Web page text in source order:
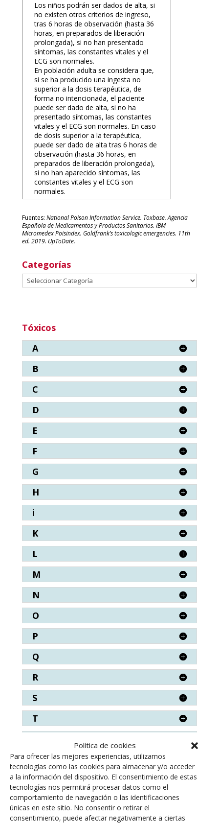
Política de cookies
Para ofrecer las mejores experiencias, utilizamos
tecnologías como las cookies para almacenar y/o acceder
a la información del dispositivo. El consentimiento de estas
tecnologías nos permitirá procesar datos como el
comportamiento de navegación o las identificaciones
únicas en este sitio. No consentir o retirar el
consentimiento, puede afectar negativamente a ciertas
Los niños podrán ser dados de alta, si
no existen otros criterios de ingreso,
tras 6 horas de observación (hasta 36
horas, en preparados de liberación
prolongada), si no han presentado
síntomas, las constantes vitales y el
ECG son normales.
En población adulta se considera que,
si se ha producido una ingesta no
superior a la dosis terapéutica, de
forma no intencionada, el paciente
puede ser dado de alta, si no ha
presentado síntomas, las constantes
vitales y el ECG son normales. En caso
de dosis superior a la terapéutica,
puede ser dado de alta tras 6 horas de
observación (hasta 36 horas, en
preparados de liberación prolongada),
si no han aparecido síntomas, las
constantes vitales y el ECG son
normales.
Fuentes: National Poison Information Service. Toxbase. Agencia
Española de Medicamentos y Productos Sanitarios. IBM
Micromedex Poisindex. Goldfrank’s toxicologic emergencies. 11th
ed. 2019. UpToDate.
Categorías
Categorías
Tóxicos
A
B
C
D
E
F
G
H
i
K
L
M
N
O
P
Q
R
S
T
W
Z